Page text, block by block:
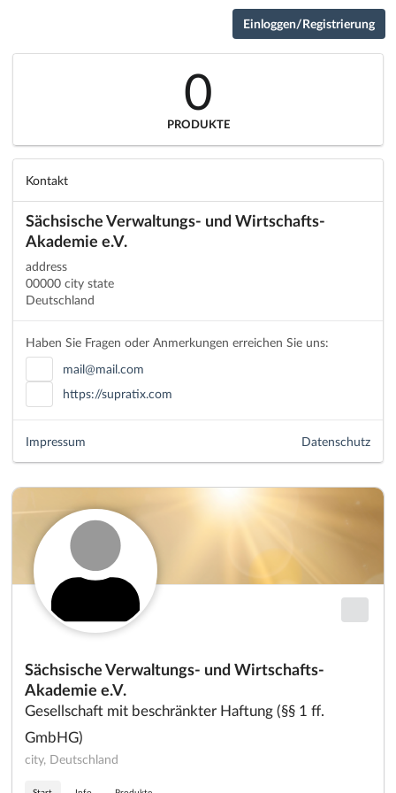
Einloggen/Registrierung
Sächsische Verwaltungs- und Wirtschafts-
Akademie e.V.
Gesellschaft mit beschränkter Haftung (§§ 1 ff.
GmbHG)
city, Deutschland
0
PRODUKTE
Kontakt
Sächsische Verwaltungs- und Wirtschafts-
Akademie e.V.
address
00000 city state
Deutschland
Haben Sie Fragen oder Anmerkungen erreichen Sie uns:
mail@mail.com
https://supratix.com
Datenschutz
Impressum